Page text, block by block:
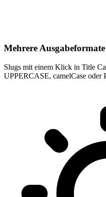
Mehrere Ausgabeformate
Slugs mit einem Klick in Title
UPPERCASE, camelCase oder